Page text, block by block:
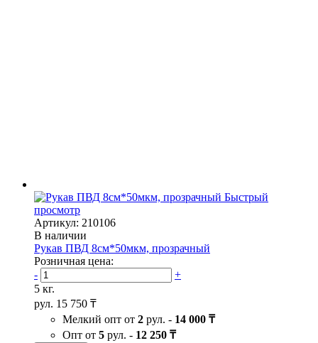
Быстрый
просмотр
Артикул: 210106
В наличии
Рукав ПВД 8см*50мкм, прозрачный
Розничная цена:
-
+
5 кг.
рул. 15 750 ₸
Мелкий опт от 2 рул. - 14 000 ₸
Опт от 5 рул. - 12 250 ₸